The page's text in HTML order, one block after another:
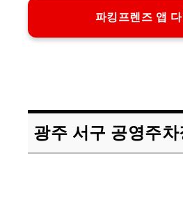
파킹프렌즈 앱
광주 서구 공영주